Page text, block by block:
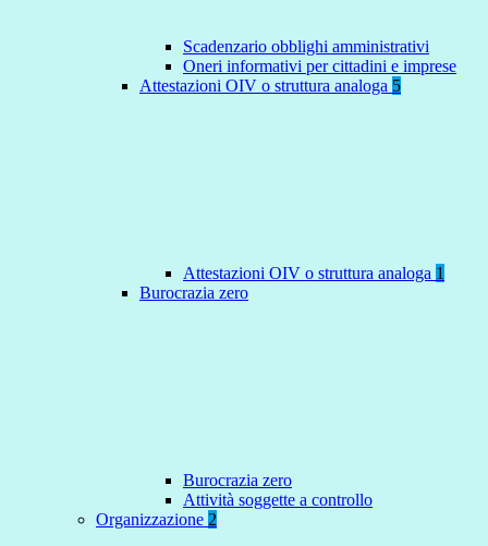
Scadenzario obblighi amministrativi
Oneri informativi per cittadini e imprese
Attestazioni OIV o struttura analoga 5
Attestazioni OIV o struttura analoga 1
Burocrazia zero
Burocrazia zero
Attività soggette a controllo
Organizzazione 2